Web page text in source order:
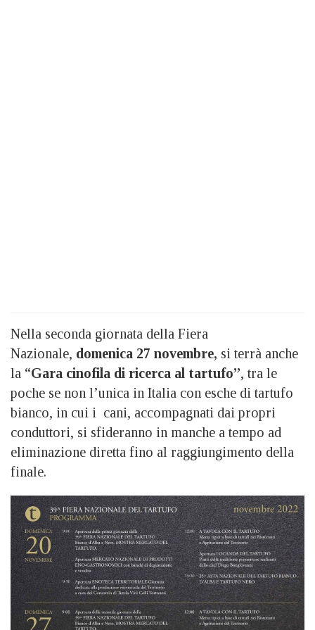
Nella seconda giornata della Fiera
Nazionale, domenica 27 novembre, si terrà anche
la “Gara cinofila di ricerca al tartufo”, tra le
poche se non l’unica in Italia con esche di tartufo
bianco, in cui i cani, accompagnati dai propri
conduttori, si sfideranno in manche a tempo ad
eliminazione diretta fino al raggiungimento della
finale.